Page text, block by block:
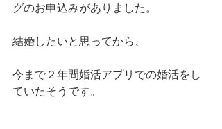
グのお申込みがありました。
結婚したいと思ってから、
今まで２年間婚活アプリでの婚活をし
ていたそうです。